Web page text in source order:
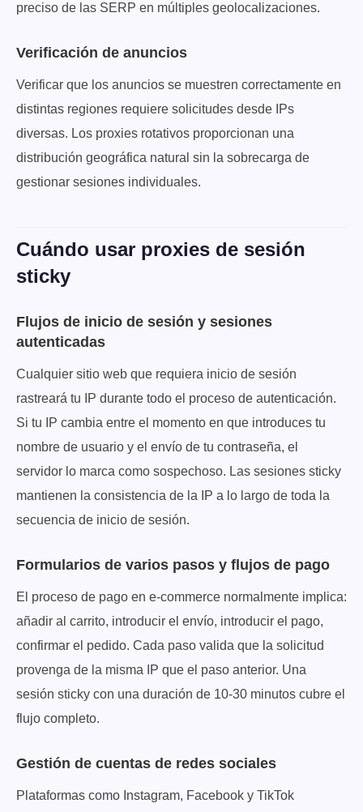
preciso de las SERP en múltiples geolocalizaciones.
Verificación de anuncios
Verificar que los anuncios se muestren correctamente en
distintas regiones requiere solicitudes desde IPs
diversas. Los proxies rotativos proporcionan una
distribución geográfica natural sin la sobrecarga de
gestionar sesiones individuales.
Cuándo usar proxies de sesión
sticky
Flujos de inicio de sesión y sesiones
autenticadas
Cualquier sitio web que requiera inicio de sesión
rastreará tu IP durante todo el proceso de autenticación.
Si tu IP cambia entre el momento en que introduces tu
nombre de usuario y el envío de tu contraseña, el
servidor lo marca como sospechoso. Las sesiones sticky
mantienen la consistencia de la IP a lo largo de toda la
secuencia de inicio de sesión.
Formularios de varios pasos y flujos de pago
El proceso de pago en e-commerce normalmente implica:
añadir al carrito, introducir el envío, introducir el pago,
confirmar el pedido. Cada paso valida que la solicitud
provenga de la misma IP que el paso anterior. Una
sesión sticky con una duración de 10-30 minutos cubre el
flujo completo.
Gestión de cuentas de redes sociales
Plataformas como Instagram, Facebook y TikTok